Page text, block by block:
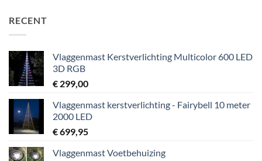
RECENT
Vlaggenmast Kerstverlichting Multicolor 600 LED
3D RGB
€ 299,00
Vlaggenmast kerstverlichting - Fairybell 10 meter
2000 LED
€699,95
Vlaggenmast Voetbehuizing